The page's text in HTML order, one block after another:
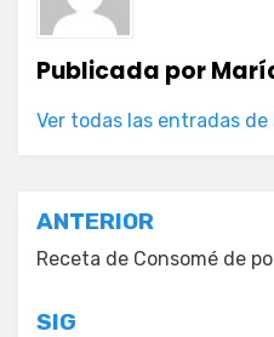
Publicada por
Ver todas las entradas de
Navegación
de
entradas
ANTERIOR
Receta de Consomé de
SIG